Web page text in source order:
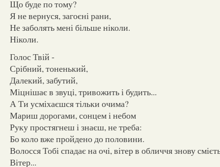
Що буде по тому?
Я не вернуся, загоєні рани,
Не заболять мені більше ніколи.
Ніколи.
Голос Твій -
Срібний, тоненький,
Далекий, забутий,
Міцнішає в звуці, тривожить і будить...
А Ти усміхаєшся тільки очима?
Мариш дорогами, сонцем і небом
Руку простягнеш і знаєш, не треба:
Бо коло вже пройдено до половини.
Волосся Тобі спадає на очі, вітер в обличчя знову
Вітер...